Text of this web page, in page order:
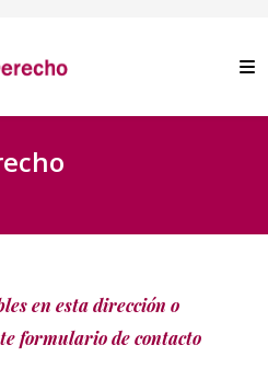
en esta dirección o
formulario de contacto